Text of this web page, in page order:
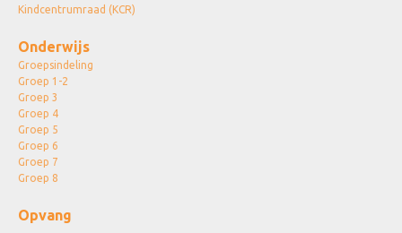
Kindcentrumraad (KCR)
Onderwijs
Groepsindeling
Groep 1-2
Groep 3
Groep 4
Groep 5
Groep 6
Groep 7
Groep 8
Opvang